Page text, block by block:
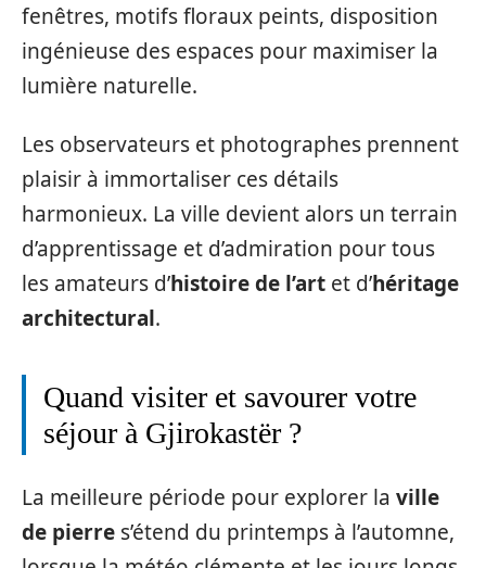
fenêtres, motifs floraux peints, disposition
ingénieuse des espaces pour maximiser la
lumière naturelle.
Les observateurs et photographes prennent
plaisir à immortaliser ces détails
harmonieux. La ville devient alors un terrain
d’apprentissage et d’admiration pour tous
les amateurs d’histoire de l’art et d’héritage
architectural.
Quand visiter et savourer votre
séjour à Gjirokastër ?
La meilleure période pour explorer la ville
de pierre s’étend du printemps à l’automne,